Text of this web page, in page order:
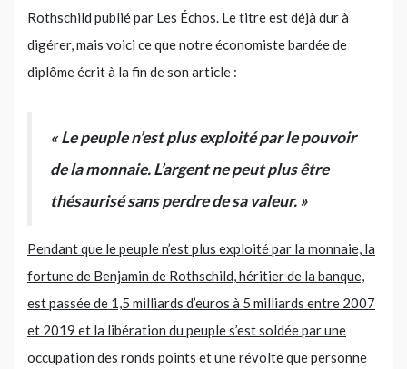
Rothschild publié par Les Échos. Le titre est déjà dur à
digérer, mais voici ce que notre économiste bardée de
diplôme écrit à la fin de son article :
« Le peuple n’est plus exploité par le pouvoir
de la monnaie. L’argent ne peut plus être
thésaurisé sans perdre de sa valeur. »
Pendant que le peuple n’est plus exploité par la monnaie, la
fortune de Benjamin de Rothschild, héritier de la banque,
est passée de 1,5 milliards d’euros à 5 milliards entre 2007
et 2019 et la libération du peuple s’est soldée par une
occupation des ronds points et une révolte que personne